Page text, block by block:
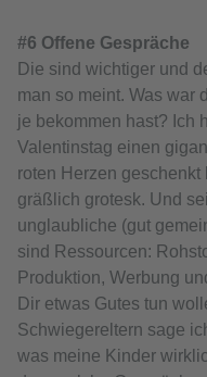
#6 Offene Gespräche
Die sind wichtiger und
man so meint. Was war
je bekommen hast? Ich
Valentinstag einen
roten Herzen
gräßlich grotesk. Und
unglaubliche (gut
sind Ressourcen:
Produktion, Werbung
Dir etwas Gutes tun
Schwiegereltern sage
was meine Kinder